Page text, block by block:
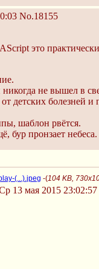
No.18155
это
не вышел в
детских болезней и
шаблон рвётся.
бур пронзает небеса.
(...).jpeg -(104 KB,
13 мая 2015 23:02:57